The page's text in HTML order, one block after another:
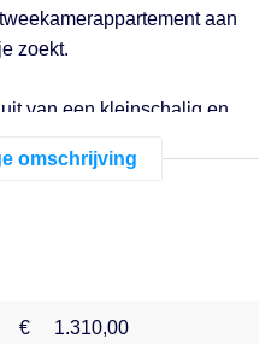
aan
zoekt.
van een kleinschalig en
appartementen. Je woont
zijn uitstekend
omschrijving
€ 1.310,00